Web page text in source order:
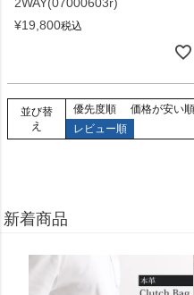
2WAY(07000603r)
¥19,800税込
並び替
え
優先度順 価格が安い順
レビュー順
新着商品